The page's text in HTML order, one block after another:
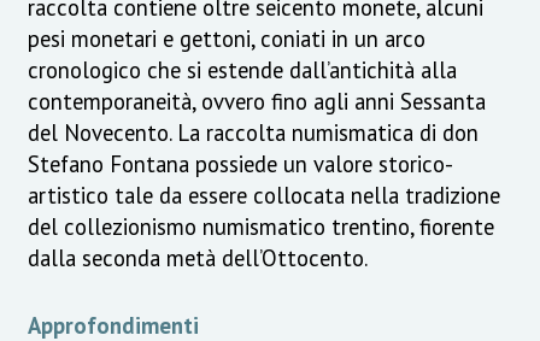
raccolta contiene oltre seicento monete, alcuni
pesi monetari e gettoni, coniati in un arco
cronologico che si estende dall’antichità alla
contemporaneità, ovvero fino agli anni Sessanta
del Novecento. La raccolta numismatica di don
Stefano Fontana possiede un valore storico-
artistico tale da essere collocata nella tradizione
del collezionismo numismatico trentino, fiorente
dalla seconda metà dell’Ottocento.
Approfondimenti